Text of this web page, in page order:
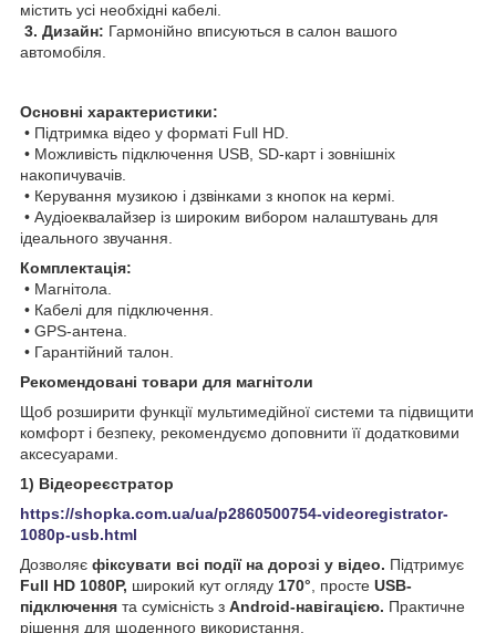
містить усі необхідні кабелі.
3. Дизайн: Гармонійно вписуються в салон вашого
автомобіля.
Основні характеристики:
• Підтримка відео у форматі Full HD.
• Можливість підключення USB, SD-карт і зовнішніх
накопичувачів.
• Керування музикою і дзвінками з кнопок на кермі.
• Аудіоеквалайзер із широким вибором налаштувань для
ідеального звучання.
Комплектація:
• Магнітола.
• Кабелі для підключення.
• GPS-антена.
• Гарантійний талон.
Рекомендовані товари для магнітоли
Щоб розширити функції мультимедійної системи та підвищити
комфорт і безпеку, рекомендуємо доповнити її додатковими
аксесуарами.
1) Відеореєстратор
https://shopka.com.ua/ua/p2860500754-videoregistrator-
1080p-usb.html
Дозволяє фіксувати всі події на дорозі у відео. Підтримує
Full HD 1080P, широкий кут огляду 170°, просте USB-
підключення та сумісність з Android-навігацією. Практичне
рішення для щоденного використання.